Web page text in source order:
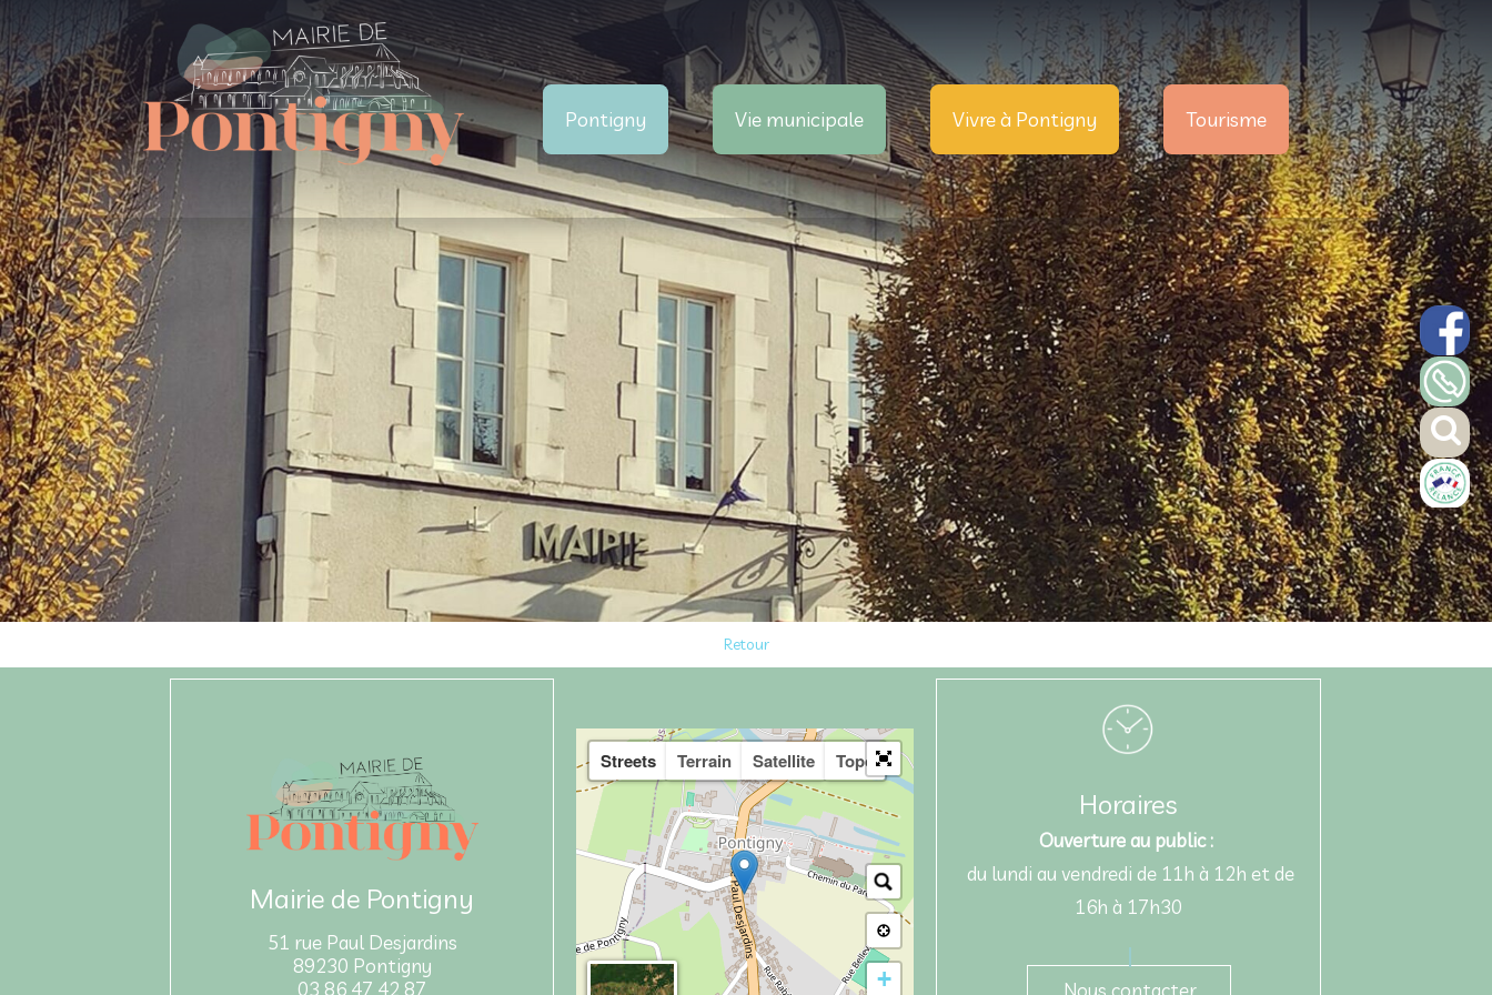
Pontigny Vie municipale Vivre à Pontigny Tourisme
Retour
Mairie de Pontigny
51 rue Paul Desjardins
89230 Pontigny
03 86 47 42 87
Streets Terrain Satellite Topo
+
Horaires
Ouverture au public :
du lundi au vendredi de 11h à 12h et de
16h à 17h30
Nous contacter